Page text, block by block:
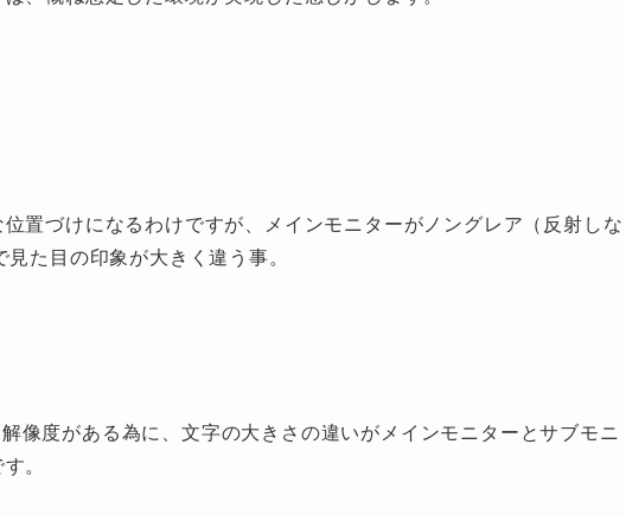
置づけになるわけですが、メインモニターがノングレア（反射しな
た目の印象が大きく違う事。
像度がある為に、文字の大きさの違いがメインモニターとサブモニ
。